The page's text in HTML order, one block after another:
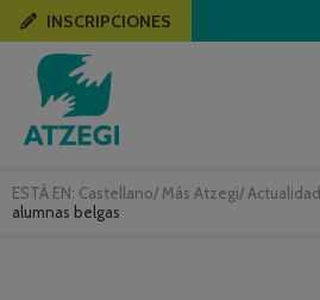
ESTÁ EN: Castellano/ Más Atzegi/ Actualidad
alumnas belgas
INSCRIPCIONES